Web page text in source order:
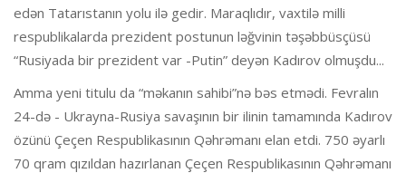
edən Tatarıstanın yolu ilə gedir. Maraqlıdır, vaxtilə milli
respublikalarda prezident postunun ləğvinin təşəbbüsçüsü
“Rusiyada bir prezident var -Putin” deyən Kadırov olmuşdu...
Amma yeni titulu da “məkanın sahibi”nə bəs etmədi. Fevralın
24-də - Ukrayna-Rusiya savaşının bir ilinin tamamında Kadırov
özünü Çeçen Respublikasının Qəhrəmanı elan etdi. 750 əyarlı
70 qram qızıldan hazırlanan Çeçen Respublikasının Qəhrəmanı